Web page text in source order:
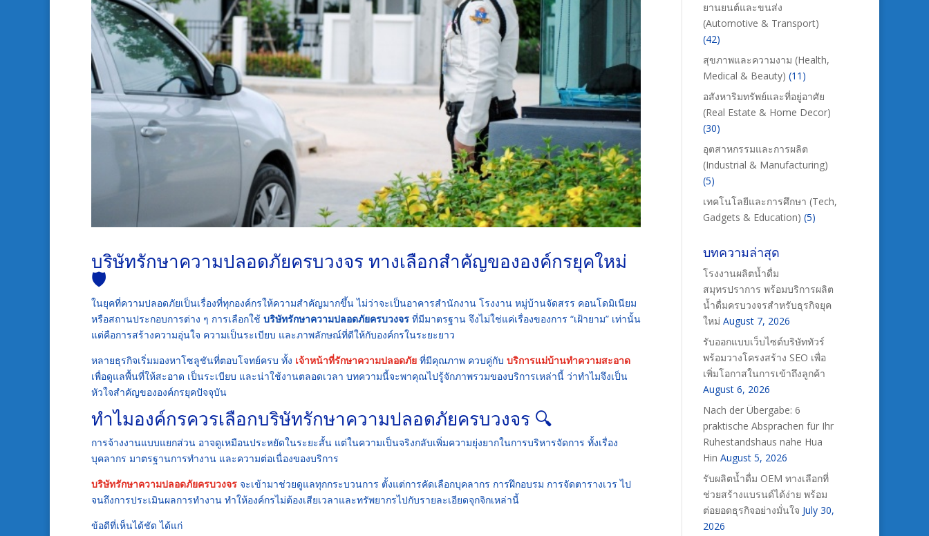
บริษัทรักษาความปลอดภัยครบวงจร ทางเลือกสำคัญขององค์กรยุคใหม่
🛡️
ในยุคที่ความปลอดภัยเป็นเรื่องที่ทุกองค์กรให้ความสำคัญมากขึ้น ไม่ว่าจะเป็นอาคารสำนักงาน โรงงาน หมู่บ้านจัดสรร คอนโดมิเนียม
หรือสถานประกอบการต่าง ๆ การเลือกใช้ บริษัทรักษาความปลอดภัยครบวงจร ที่มีมาตรฐาน จึงไม่ใช่แค่เรื่องของการ “เฝ้ายาม” เท่านั้น
แต่คือการสร้างความอุ่นใจ ความเป็นระเบียบ และภาพลักษณ์ที่ดีให้กับองค์กรในระยะยาว
หลายธุรกิจเริ่มมองหาโซลูชันที่ตอบโจทย์ครบ ทั้ง เจ้าหน้าที่รักษาความปลอดภัย ที่มีคุณภาพ ควบคู่กับ บริการแม่บ้านทำความสะอาด
เพื่อดูแลพื้นที่ให้สะอาด เป็นระเบียบ และน่าใช้งานตลอดเวลา บทความนี้จะพาคุณไปรู้จักภาพรวมของบริการเหล่านี้ ว่าทำไมจึงเป็น
หัวใจสำคัญขององค์กรยุคปัจจุบัน
ทำไมองค์กรควรเลือกบริษัทรักษาความปลอดภัยครบวงจร 🔍
การจ้างงานแบบแยกส่วน อาจดูเหมือนประหยัดในระยะสั้น แต่ในความเป็นจริงกลับเพิ่มความยุ่งยากในการบริหารจัดการ ทั้งเรื่อง
บุคลากร มาตรฐานการทำงาน และความต่อเนื่องของบริการ
บริษัทรักษาความปลอดภัยครบวงจร จะเข้ามาช่วยดูแลทุกกระบวนการ ตั้งแต่การคัดเลือกบุคลากร การฝึกอบรม การจัดตารางเวร ไป
จนถึงการประเมินผลการทำงาน ทำให้องค์กรไม่ต้องเสียเวลาและทรัพยากรไปกับรายละเอียดจุกจิกเหล่านี้
ข้อดีที่เห็นได้ชัด ได้แก่
ยานยนต์และขนส่ง
(Automotive & Transport)
(42)
สุขภาพและความงาม (Health,
Medical & Beauty) (11)
อสังหาริมทรัพย์และที่อยู่อาศัย
(Real Estate & Home Decor)
(30)
อุตสาหกรรมและการผลิต
(Industrial & Manufacturing)
(5)
เทคโนโลยีและการศึกษา (Tech,
Gadgets & Education) (5)
บทความล่าสุด
โรงงานผลิตน้ำดื่ม
สมุทรปราการ พร้อมบริการผลิต
น้ำดื่มครบวงจรสำหรับธุรกิจยุค
ใหม่ August 7, 2026
รับออกแบบเว็บไซต์บริษัททัวร์
พร้อมวางโครงสร้าง SEO เพื่อ
เพิ่มโอกาสในการเข้าถึงลูกค้า
August 6, 2026
Nach der Übergabe: 6
praktische Absprachen für Ihr
Ruhestandshaus nahe Hua
Hin August 5, 2026
รับผลิตน้ำดื่ม OEM ทางเลือกที่
ช่วยสร้างแบรนด์ได้ง่าย พร้อม
ต่อยอดธุรกิจอย่างมั่นใจ July 30,
2026